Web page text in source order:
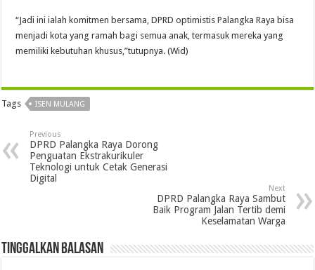
“Jadi ini ialah komitmen bersama, DPRD optimistis Palangka Raya bisa
menjadi kota yang ramah bagi semua anak, termasuk mereka yang
memiliki kebutuhan khusus,”tutupnya. (Wid)
Tags ISEN MULANG
Previous
DPRD Palangka Raya Dorong
Penguatan Ekstrakurikuler
Teknologi untuk Cetak Generasi
Digital
Next
DPRD Palangka Raya Sambut
Baik Program Jalan Tertib demi
Keselamatan Warga
Tinggalkan Balasan